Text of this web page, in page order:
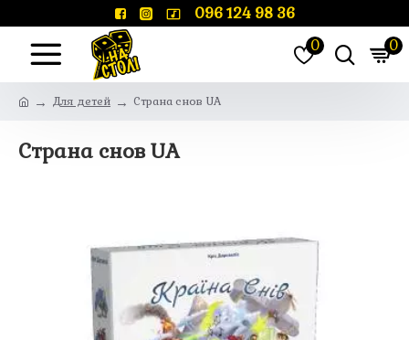
096 124 98 36
0 0
Для детей Страна снов UA
Страна снов UA